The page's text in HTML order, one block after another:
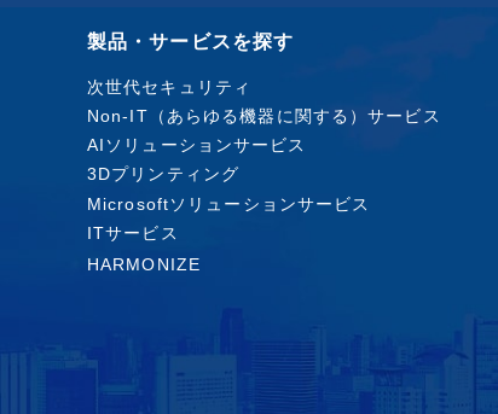
製品・サービスを探す
次世代セキュリティ
Non-IT（あらゆる機器に関する）サービス
AIソリューションサービス
3Dプリンティング
Microsoftソリューションサービス
ITサービス
HARMONIZE